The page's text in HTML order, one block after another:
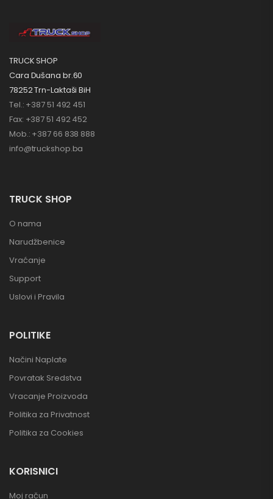
TRUCK SHOP
Cara Dušana br.60
78252 Trn-Laktaši BiH
Tel.: +387 51 492 451
Fax: +387 51 492 452
Mob.: +387 66 838 888
info@truckshop.ba
TRUCK SHOP
O nama
Narudžbenice
Vraćanje
Support
Uslovi i Pravila
POLITIKE
Načini Naplate
Povratak Sredstva
Vracanje Proizvoda
Politika za Privatnost
Politika za Cookies
KORISNICI
Moj račun